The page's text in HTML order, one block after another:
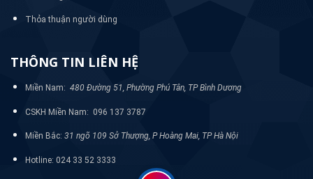
Thỏa thuận người dùng
THÔNG TIN LIÊN HỆ
Miền Nam: 480 Đường 51, Phường Phú Tân, TP Bình Dương
CSKH Miền Nam: 096 137 3787
Miền Bắc: 31 ngõ 109 Sở Thượng, P Hoàng Mai, TP Hà Nội
Hotline: 024 33 52 3333